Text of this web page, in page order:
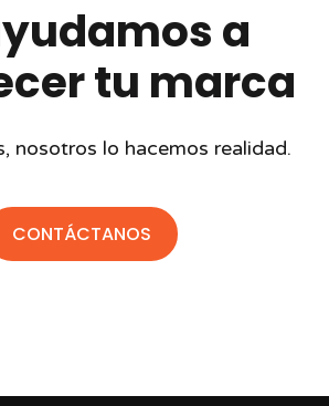
a
tu marca
nosotros lo hacemos realidad.
CONTÁCTANOS